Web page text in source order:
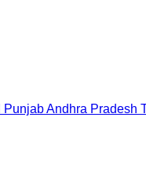
PunjabAndhra Pradesh